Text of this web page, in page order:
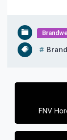
Bericht
FNV